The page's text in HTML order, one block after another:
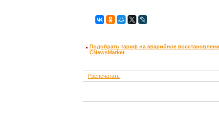
Подобрать тариф на аварийное
CNewsMarket
Распечатать